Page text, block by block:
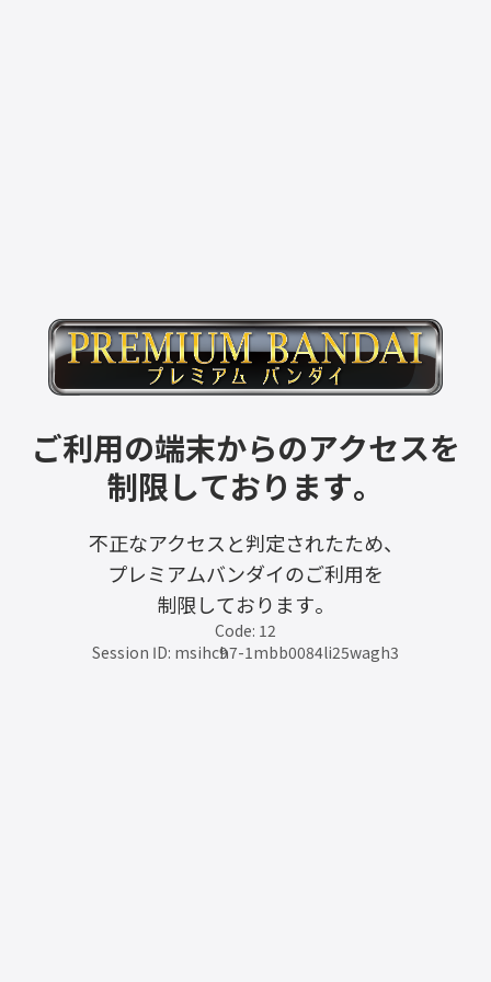
ご利用の端末からのアクセスを
制限しております。
不正なアクセスと判定されたため、
プレミアムバンダイのご利用を
制限しております。
Code: 12
Session ID: msihc9h7-1mbb0084li25wagh3